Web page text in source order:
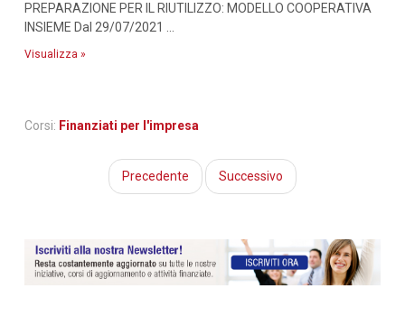
PREPARAZIONE PER IL RIUTILIZZO: MODELLO COOPERATIVA
INSIEME Dal 29/07/2021 ...
Visualizza »
Corsi: Finanziati per l'impresa
Precedente Successivo